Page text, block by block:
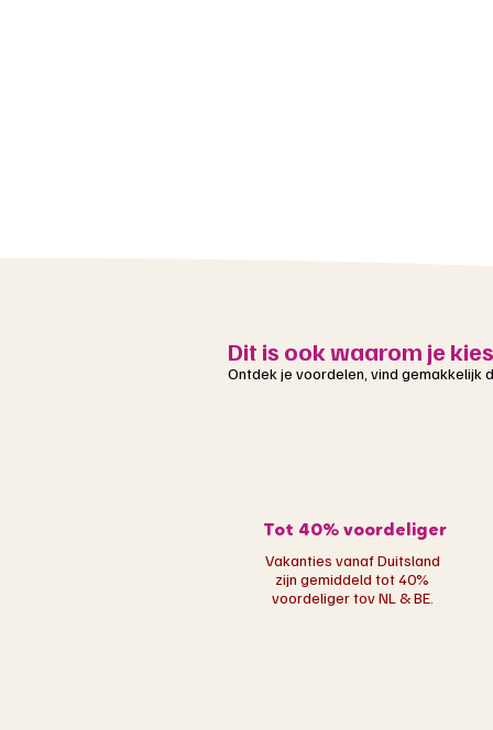
Dit is ook waarom je
Ontdek je voordelen, vind gemakkelijk
Tot 40% voordeliger
Vakanties vanaf Duitsland
zijn gemiddeld tot 40%
voordeliger tov NL & BE.